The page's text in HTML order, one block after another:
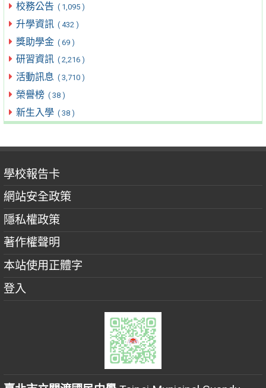
校務公告 ( 1,095 )
升學資訊 ( 432 )
獎助學金 ( 69 )
研習資訊 ( 2,216 )
活動訊息 ( 3,710 )
榮譽榜 ( 38 )
新生入學 ( 38 )
學校報告卡
網站安全政策
隱私權政策
著作權聲明
本站使用正體字
登入